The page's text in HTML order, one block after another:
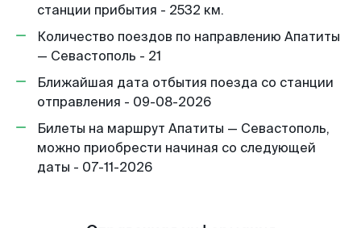
станции прибытия - 2532 км.
Количество поездов по направлению Апатиты
— Севастополь - 21
Ближайшая дата отбытия поезда со станции
отправления - 09-08-2026
Билеты на маршрут Апатиты — Севастополь,
можно приобрести начиная со следующей
даты - 07-11-2026